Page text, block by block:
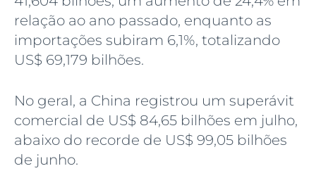
relação ao ano passado, enquanto as
importações subiram 6,1%, totalizando
US$ 69,179 bilhões.
No geral, a China registrou um superávit
comercial de US$ 84,65 bilhões em julho,
abaixo do recorde de US$ 99,05 bilhões
de junho.